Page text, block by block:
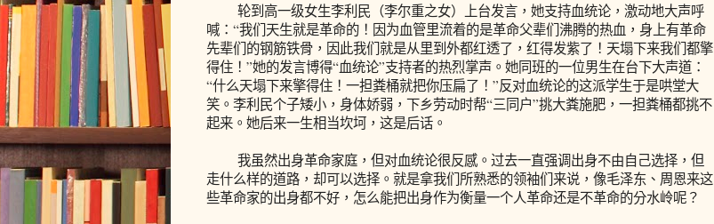
轮到高一级女生李利民（李尔重之女）上台发言，她支持血统论，激动地大声呼
喊：“我们天生就是革命的！因为血管里流着的是革命父辈们沸腾的热血，身上有革命
先辈们的钢筋铁骨，因此我们就是从里到外都红透了，红得发紫了！天塌下来我们都擎
得住！”她的发言博得“血统论”支持者的热烈掌声。她同班的一位男生在台下大声道：
“什么天塌下来擎得住！一担粪桶就把你压扁了！”反对血统论的这派学生于是哄堂大
笑。李利民个子矮小，身体娇弱，下乡劳动时帮“三同户”挑大粪施肥，一担粪桶都挑不
起来。她后来一生相当坎坷，这是后话。
我虽然出身革命家庭，但对血统论很反感。过去一直强调出身不由自己选择，但
走什么样的道路，却可以选择。就是拿我们所熟悉的领袖们来说，像毛泽东、周恩来这
些革命家的出身都不好，怎么能把出身作为衡量一个人革命还是不革命的分水岭呢？